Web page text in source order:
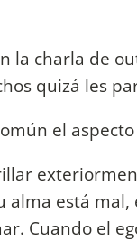
la charla de
quizá les
el
alma está mal,
Cuando el